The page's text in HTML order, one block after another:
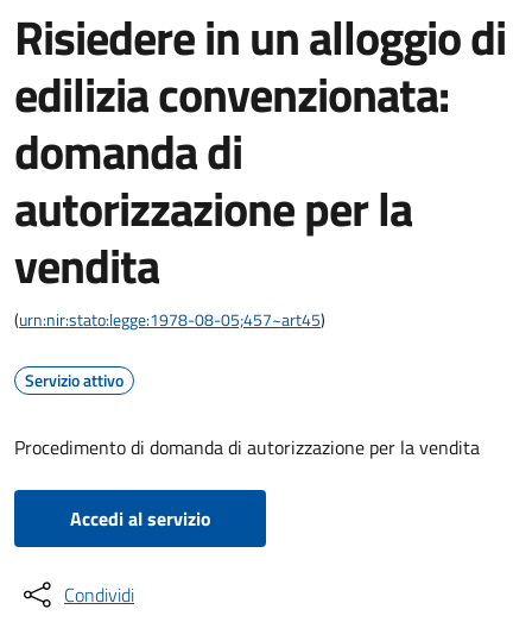
Risiedere in un alloggio di
edilizia convenzionata:
domanda di
autorizzazione per la
vendita
(urn:nir:stato:legge:1978-08-05;457~art45)
Servizio attivo
Procedimento di domanda di autorizzazione per la vendita
Accedi al servizio
Condividi